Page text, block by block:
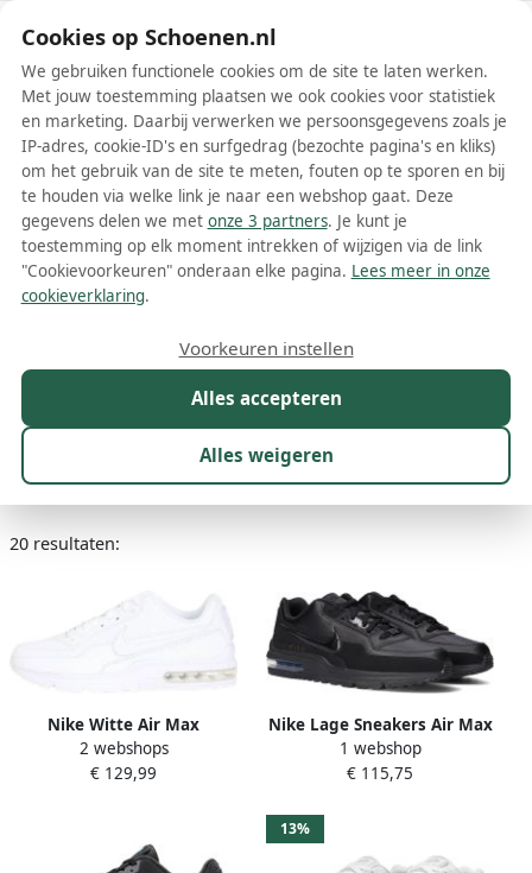
Schoenen.nl
Wis filters Alle filters
Nike Air Max LTD 3 schoenen
De Nike Air Max LTD 3 schoenen zijn een populaire en iconische
keuze voor liefhebbers van sneakers. Dit model is ontworpen door
geïntroduceerd in de jaren '90. Sindsdien heeft de Air Max LTD 3
zich gevestigd als een tijdloze klassieker binnen de sneakerwereld.
Door de jaren heen is het assortiment uitgebreid met verschillende
kleuren en stijlen, zodat er voor iedereen wel een geschikt paar te
Maat Merk 1 Model Kleur Prijs
20 resultaten:
Nike Witte Air Max
Sneakers voor Mannen
White Heren
2 webshops
€ 129,99
Nike Lage Sneakers Air Max
LTD 3 Triple Black
1 webshop
€ 115,75
13%
Cookies op Schoenen.nl
We gebruiken functionele cookies om de site te laten werken.
Met jouw toestemming plaatsen we ook cookies voor statistiek
en marketing. Daarbij verwerken we persoonsgegevens zoals je
IP-adres, cookie-ID's en surfgedrag (bezochte pagina's en kliks)
om het gebruik van de site te meten, fouten op te sporen en bij
te houden via welke link je naar een webshop gaat. Deze
gegevens delen we met onze 3 partners. Je kunt je
toestemming op elk moment intrekken of wijzigen via de link
"Cookievoorkeuren" onderaan elke pagina. Lees meer in onze
cookieverklaring.
Alles accepteren
Alles weigeren
Voorkeuren instellen